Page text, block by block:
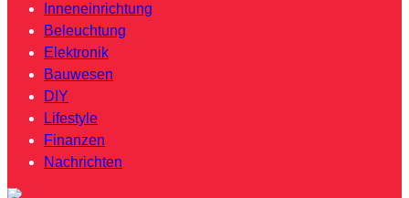
Inneneinrichtung
Beleuchtung
Elektronik
Bauwesen
DIY
Lifestyle
Finanzen
Nachrichten